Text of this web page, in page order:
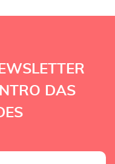
DAS